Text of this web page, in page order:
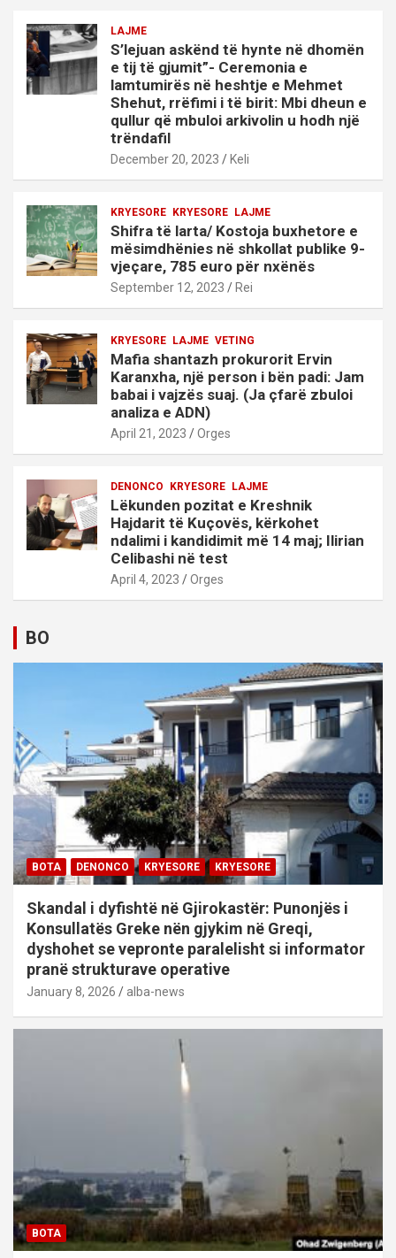
LAJME
S’lejuan askënd të hynte në dhomën
e tij të gjumit”- Ceremonia e
lamtumirës në heshtje e Mehmet
Shehut, rrëfimi i të birit: Mbi dheun e
qullur që mbuloi arkivolin u hodh një
trëndafil
December 20, 2023 Keli
KRYESORE KRYESORE LAJME
Shifra të larta/ Kostoja buxhetore e
mësimdhënies në shkollat publike 9-
vjeçare, 785 euro për nxënës
September 12, 2023 Rei
KRYESORE LAJME VETING
Mafia shantazh prokurorit Ervin
Karanxha, një person i bën padi: Jam
babai i vajzës suaj. (Ja çfarë zbuloi
analiza e ADN)
April 21, 2023 Orges
DENONCO KRYESORE LAJME
Lëkunden pozitat e Kreshnik
Hajdarit të Kuçovës, kërkohet
ndalimi i kandidimit më 14 maj; Ilirian
Celibashi në test
April 4, 2023 Orges
BO
BOTA DENONCO KRYESORE KRYESORE
Skandal i dyfishtë në Gjirokastër: Punonjës i
Konsullatës Greke nën gjykim në Greqi,
dyshohet se vepronte paralelisht si informator
pranë strukturave operative
January 8, 2026 alba-news
BOTA